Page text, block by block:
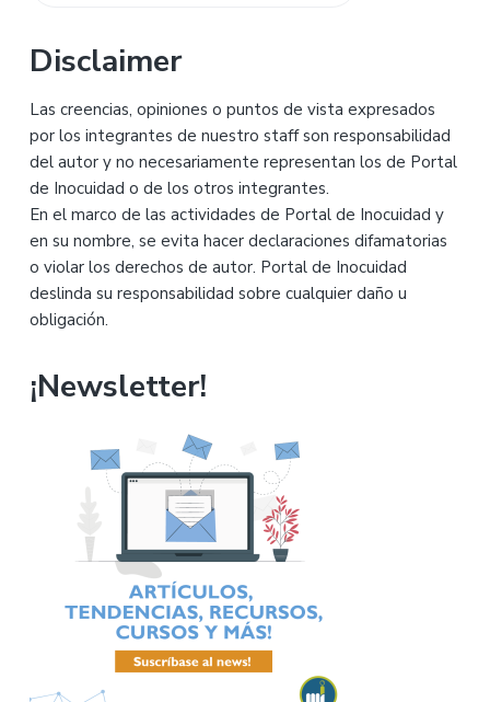
esta
web
Disclaimer
Las creencias, opiniones o puntos de vista expresados
por los integrantes de nuestro staff son responsabilidad
del autor y no necesariamente representan los de Portal
de Inocuidad o de los otros integrantes.
En el marco de las actividades de Portal de Inocuidad y
en su nombre, se evita hacer declaraciones difamatorias
o violar los derechos de autor. Portal de Inocuidad
deslinda su responsabilidad sobre cualquier daño u
obligación.
¡Newsletter!